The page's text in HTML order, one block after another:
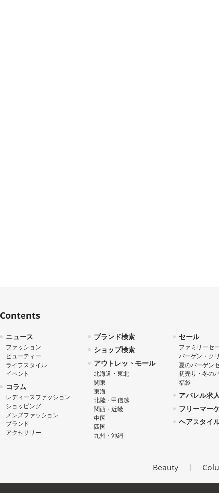
Contents
ニュース
ファッション
ビューティー
ライフスタイル
イベント
コラム
レディースファッション
ショッピング
メンズファッション
ブランド
アクセサリー
ブランド検索
ショップ検索
アウトレットモール
北海道・東北
関東
東海
北陸・甲信越
関西・近畿
中国
四国
九州・沖縄
セール
ファミリーセ
バーゲン・ク
夏のバーゲン
初売り・冬の
福袋
アパレル求
フリーマー
ヘアスタイ
Beauty